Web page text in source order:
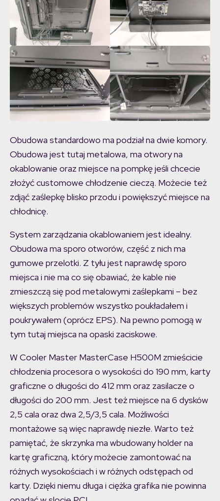
Obudowa standardowo ma podział na dwie komory.
Obudowa jest tutaj metalowa, ma otwory na
okablowanie oraz miejsce na pompkę jeśli chcecie
złożyć customowe chłodzenie cieczą. Możecie też
zdjąć zaślepkę blisko przodu i powiększyć miejsce na
chłodnicę.
System zarządzania okablowaniem jest idealny.
Obudowa ma sporo otworów, część z nich ma
gumowe przelotki. Z tyłu jest naprawdę sporo
miejsca i nie ma co się obawiać, że kable nie
zmieszczą się pod metalowymi zaślepkami – bez
większych problemów wszystko poukładałem i
poukrywałem (oprócz EPS). Na pewno pomogą w
tym tutaj miejsca na opaski zaciskowe.
W Cooler Master MasterCase H500M zmieścicie
chłodzenia procesora o wysokości do 190 mm, karty
graficzne o długości do 412 mm oraz zasilacze o
długości do 200 mm. Jest też miejsce na 6 dysków
2,5 cala oraz dwa 2,5/3,5 cala. Możliwości
montażowe są więc naprawdę niezłe. Warto też
pamiętać, że skrzynka ma wbudowany holder na
kartę graficzną, który możecie zamontować na
różnych wysokościach i w różnych odstępach od
karty. Dzięki niemu długa i ciężka grafika nie powinna